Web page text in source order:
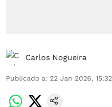
Carlos Nogueira
Publicado a: 22 Jan 2026, 15:32